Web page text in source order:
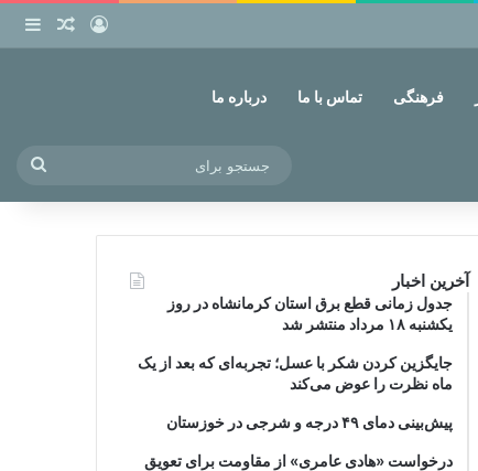
ورود نوشته
فرهنگی تماس با ما درباره ما
برای
آخرین اخبار
جدول زمانی قطع برق استان کرمانشاه در روز
یکشنبه ۱۸ مرداد منتشر شد
جایگزین کردن شکر با عسل؛ تجربه‌ای که بعد از یک
ماه نظرت را عوض می‌کند
پیش‌بینی دمای ۴۹ درجه و شرجی در خوزستان
درخواست «هادی عامری» از مقاومت برای تعویق